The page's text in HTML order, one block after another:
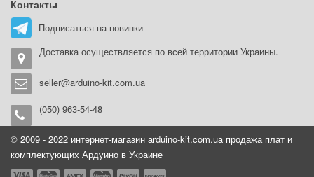
Контакты
Подписаться на новинки
Доставка осуществляется по всей территории Украины.
seller@arduino-kit.com.ua
(050) 963-54-48
© 2009 - 2022 интернет-магазин arduino-kit.com.ua продажа плат и
комплектующих Ардуино в Украине